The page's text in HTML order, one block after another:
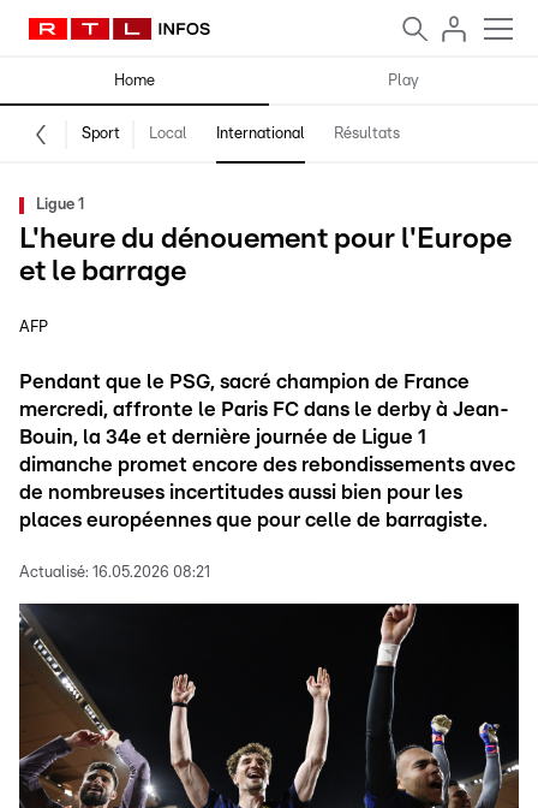
Home Play
Sport Local International Résultats
Ligue 1
L'heure du dénouement pour l'Europe
et le barrage
AFP
Pendant que le PSG, sacré champion de France
mercredi, affronte le Paris FC dans le derby à Jean-
Bouin, la 34e et dernière journée de Ligue 1
dimanche promet encore des rebondissements avec
de nombreuses incertitudes aussi bien pour les
places européennes que pour celle de barragiste.
Actualisé: 16.05.2026 08:21